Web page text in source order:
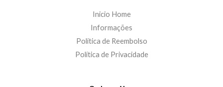
Inicio Home
Informações
Política de Reembolso
Política de Privacidade